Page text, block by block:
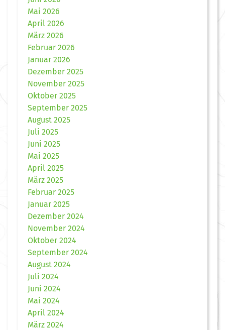
Mai 2026
April 2026
März 2026
Februar 2026
Januar 2026
Dezember 2025
November 2025
Oktober 2025
September 2025
August 2025
Juli 2025
Juni 2025
Mai 2025
April 2025
März 2025
Februar 2025
Januar 2025
Dezember 2024
November 2024
Oktober 2024
September 2024
August 2024
Juli 2024
Juni 2024
Mai 2024
April 2024
März 2024